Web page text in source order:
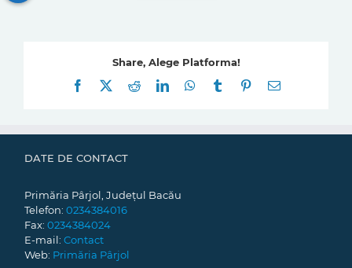
Share, Alege Platforma!
Facebook
RedditLinkedInWhatsApp
Tumblr Pinterest
E-
DATE DE CONTACT
Primăria Pârjol, Județul Bacău
Telefon: 0234384016
Fax: 0234384024
E-mail: Contact
Web: Primăria Pârjol